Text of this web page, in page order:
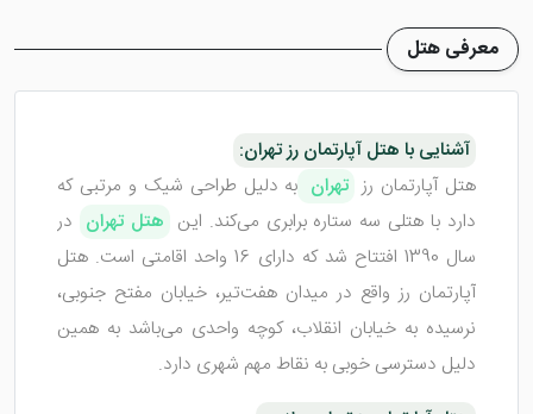
معرفی هتل
آشنایی با هتل آپارتمان رز تهران:
هتل آپارتمان رز تهران به دلیل طراحی شیک و مرتبی که
دارد با هتلی سه ستاره برابری می‌کند. این هتل تهران در
سال 1390 افتتاح شد که دارای 16 واحد اقامتی است. هتل
آپارتمان رز واقع در میدان هفت‌تیر، خیابان مفتح جنوبی،
نرسیده به خیابان انقلاب، کوچه واحدی می‌باشد به همین
دلیل دسترسی خوبی به نقاط مهم شهری دارد.